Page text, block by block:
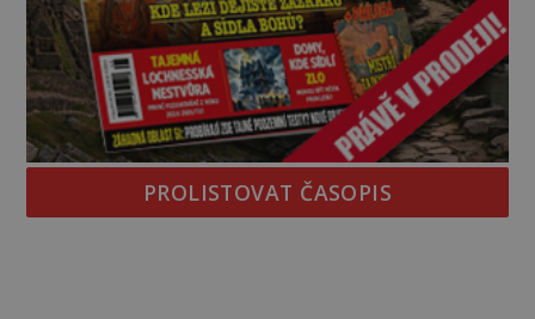
PROLISTOVAT ČASOPIS